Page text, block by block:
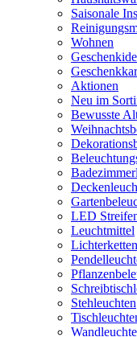
Saisonale
Wohnen
Aktionen
Neu im
Bewusste
LED
Leuchtmittel
Lichterketten
Stehleuchten